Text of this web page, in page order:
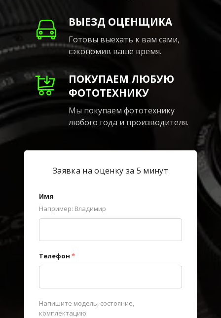
ВЫЕЗД ОЦЕНЩИКА
Готовы выехать к вам сами,
сэкономив ваше время.
ПОКУПАЕМ ЛЮБУЮ
ФОТОТЕХНИКУ
Мы покупаем фототехнику
любого года и производителя.
Заявка на оценку за 5 минут
Имя
Например: Владимир
Телефон *
Напишите модель, состояние,
комплектацию